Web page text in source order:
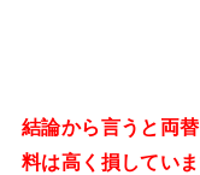
結論から言うと両
料は高く損していま